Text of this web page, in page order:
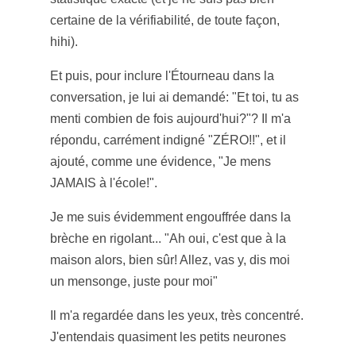
certaine de la vérifiabilité, de toute façon,
hihi).
Et puis, pour inclure l'Étourneau dans la
conversation, je lui ai demandé: "Et toi, tu as
menti combien de fois aujourd'hui?"? Il m'a
répondu, carrément indigné "ZÉRO!!", et il
ajouté, comme une évidence, "Je mens
JAMAIS à l'école!".
Je me suis évidemment engouffrée dans la
brèche en rigolant... "Ah oui, c'est que à la
maison alors, bien sûr! Allez, vas y, dis moi
un mensonge, juste pour moi"
Il m'a regardée dans les yeux, très concentré.
J'entendais quasiment les petits neurones